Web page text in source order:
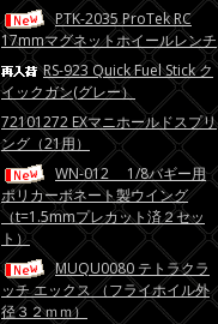
PTK-2035 ProTek RC
17mmマグネットホイールレンチ
RS-923 Quick Fuel Stick ク
イックガン(グレー）
72101272 EXマニホールドスプリ
ング（21用）
WN-012 1/8バギー用
ポリカーボネート製ウイング
（t=1.5mmプレカット済２セッ
ト）
MUQU0080 テトラクラ
ッチ エックス （フライホイル外
径３２ｍｍ）